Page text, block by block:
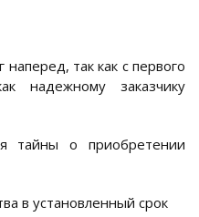
так как с первого
надежному заказчику
тайны о приобретении
в установленный срок